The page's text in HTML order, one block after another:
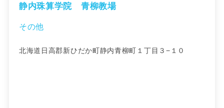
静内珠算学院 青柳教場
その他
北海道日高郡新ひだか町静内青柳町１丁目３−１０